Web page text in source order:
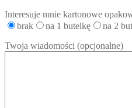
Interesuje mnie kartonowe
brak
na 1 butelkę na 2
Twoja wiadomości (opcjonalne)